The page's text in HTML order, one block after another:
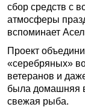
сбор средств с
атмосферы
вспоминает
Проект
«серебряных»
ветеранов и
была домашняя
свежая рыба.